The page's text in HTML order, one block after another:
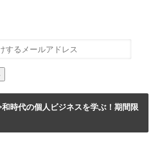
時代の個人ビジネスを学ぶ！期間限